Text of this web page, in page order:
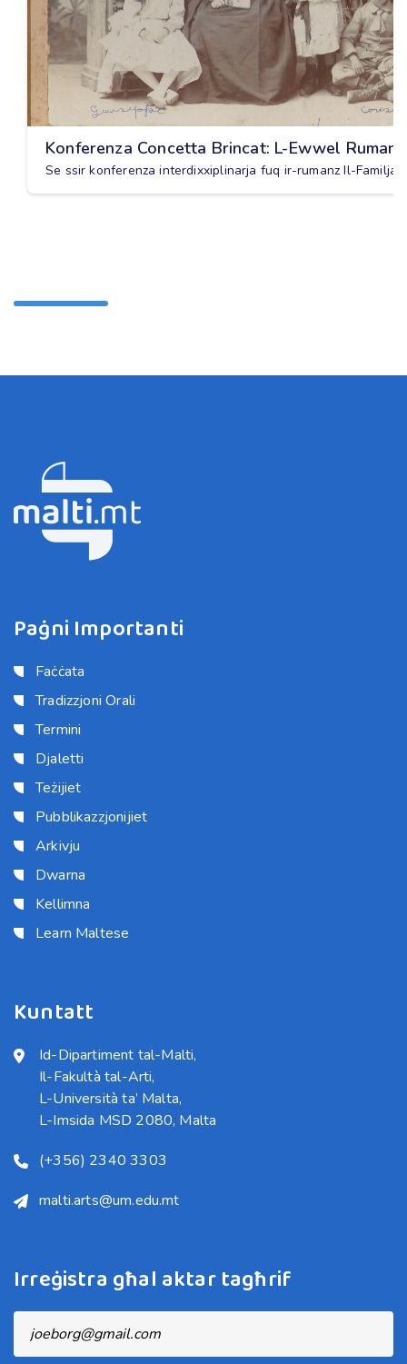
Konferenza Concetta Brincat: L-Ewwel
Se ssir konferenza interdixxiplinarja fuq ir-rumanz Il-Familja
Paġni Importanti
Faċċata
Tradizzjoni Orali
Termini
Djaletti
Teżijiet
Pubblikazzjonijiet
Arkivju
Dwarna
Kellimna
Learn Maltese
Kuntatt
Id-Dipartiment tal-Malti,
Il-Fakultà tal-Arti,
L-Università ta’ Malta,
L-Imsida MSD 2080, Malta
(+356) 2340 3303
malti.arts@um.edu.mt
Irreġistra għal aktar tagħrif